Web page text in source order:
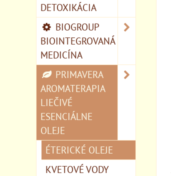
DETOXIKÁCIA
BIOGROUP
BIOINTEGROVANÁ
MEDICÍNA
PRIMAVERA
AROMATERAPIA
LIEČIVÉ
ESENCIÁLNE
OLEJE
ÉTERICKÉ OLEJE
KVETOVÉ VODY